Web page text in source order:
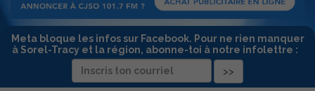
Meta bloque les infos sur Facebook. Pour ne rien manquer
à Sorel-Tracy et la région, abonne-toi à notre infolettre :